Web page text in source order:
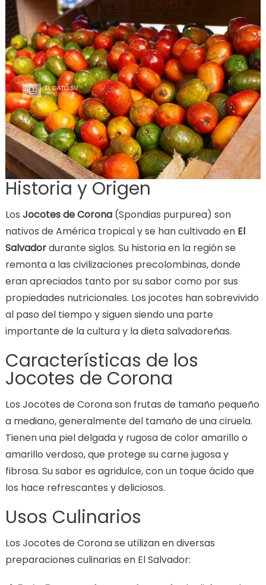
Historia y Origen
Los Jocotes de Corona(Spondias purpurea) son
nativos de América tropical y se han cultivado en El
Salvadordurante siglos. Su historia en la región se
remonta a las civilizaciones precolombinas, donde
eran apreciados tanto por su sabor como por sus
propiedades nutricionales. Los jocotes han sobrevivido
al paso del tiempo y siguen siendo una parte
importante de la cultura y la dieta salvadoreñas.
Características de los
Jocotes de Corona
Los Jocotes de Corona son frutas de tamaño pequeño
a mediano, generalmente del tamaño de una ciruela.
Tienen una piel delgada y rugosa de color amarillo o
amarillo verdoso, que protege su carne jugosa y
fibrosa. Su sabor es agridulce, con un toque ácido que
los hace refrescantes y deliciosos.
Usos Culinarios
Los Jocotes de Corona se utilizan en diversas
preparaciones culinarias en El Salvador: